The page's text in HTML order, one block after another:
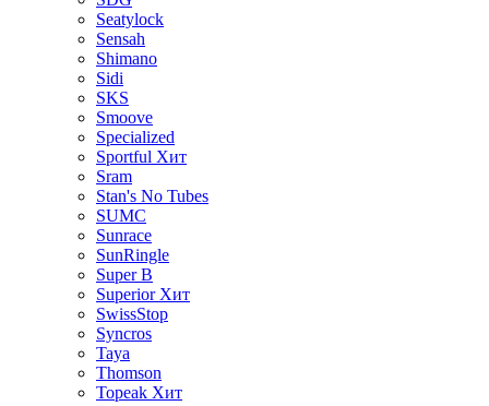
Seatylock
Sensah
Shimano
Sidi
SKS
Smoove
Specialized
Sportful Хит
Sram
Stan's No Tubes
SUMC
Sunrace
SunRingle
Super B
Superior Хит
SwissStop
Syncros
Taya
Thomson
Topeak Хит